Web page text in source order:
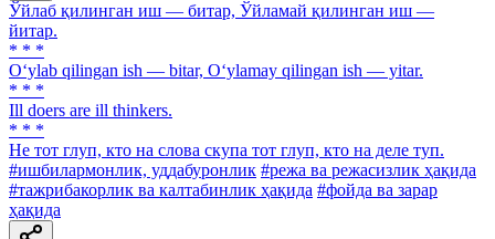
Ўйлаб қилинган иш — битар, Ўйламай қилинган иш —
йитар.
* * *
O‘ylab qilingan ish — bitar, O‘ylamay qilingan ish — yitar.
* * *
Ill doers are ill thinkers.
* * *
He тот глуп, кто на слова скупа тот глуп, кто на деле туп.
#ишбилармонлик, уддабуронлик #режа ва режасизлик ҳақида
#тажрибакорлик ва калтабинлик ҳақида #фойда ва зарар
ҳақида